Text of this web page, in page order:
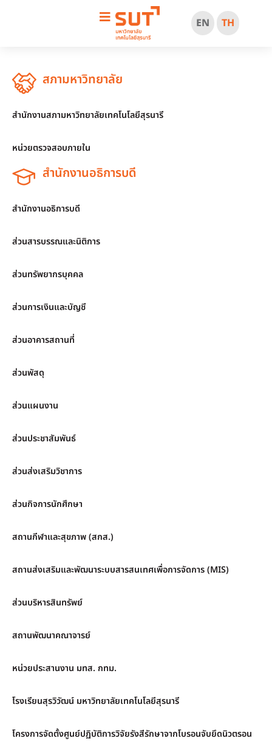
EN TH
สภามหาวิทยาลัย
สำนักงานสภามหาวิทยาลัยเทคโนโลยีสุรนารี
หน่วยตรวจสอบภายใน
สำนักงานอธิการบดี
สำนักงานอธิการบดี
ส่วนสารบรรณและนิติการ
ส่วนทรัพยากรบุคคล
ส่วนการเงินและบัญชี
ส่วนอาคารสถานที่
ส่วนพัสดุ
ส่วนแผนงาน
ส่วนประชาสัมพันธ์
ส่วนส่งเสริมวิชาการ
ส่วนกิจการนักศึกษา
สถานกีฬาและสุขภาพ (สกส.)
สถานส่งเสริมและพัฒนาระบบสารสนเทศเพื่อการจัดการ (MIS)
ส่วนบริหารสินทรัพย์
สถานพัฒนาคณาจารย์
หน่วยประสานงาน มทส. กทม.
โรงเรียนสุรวิวัฒน์ มหาวิทยาลัยเทคโนโลยีสุรนารี
โครงการจัดตั้งศูนย์ปฏิบัติการวิจัยรังสีรักษาจากโบรอนจับยึดนิวตรอน